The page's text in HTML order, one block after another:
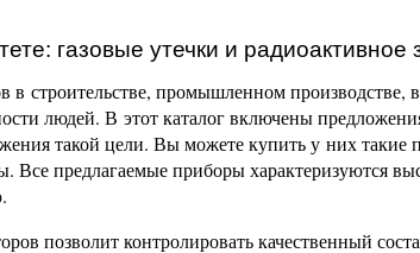
газовые утечки и радиоактивное
в строительстве, промышленном производстве,
людей. В этот каталог включены
такой цели. Вы можете купить у них такие
Все предлагаемые приборы характеризуются
позволит контролировать качественный